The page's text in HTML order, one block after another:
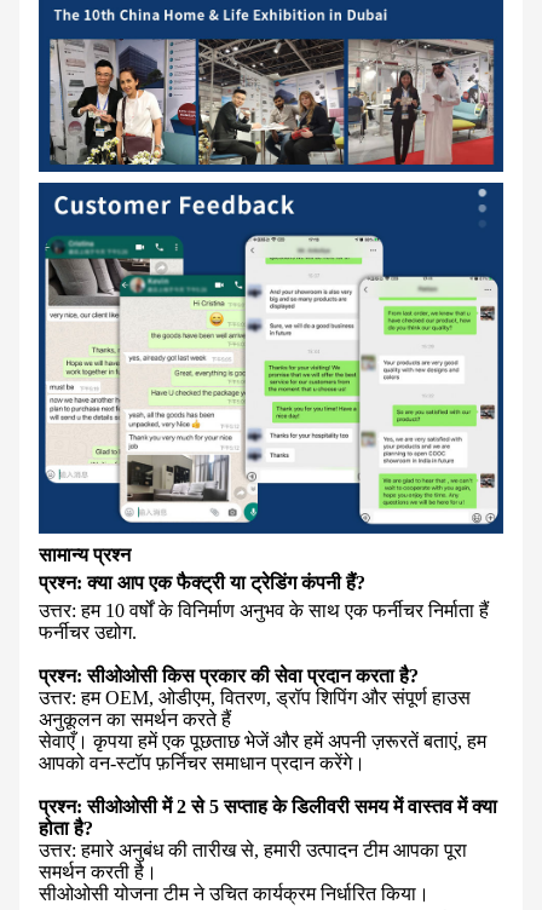
सामान्य प्रश्न
प्रश्न: क्या आप एक फैक्ट्री या ट्रेडिंग कंपनी हैं?
उत्तर: हम 10 वर्षों के विनिर्माण अनुभव के साथ एक फर्नीचर निर्माता हैं
फर्नीचर उद्योग.
प्रश्न: सीओओसी किस प्रकार की सेवा प्रदान करता है?
उत्तर: हम OEM, ओडीएम, वितरण, ड्रॉप शिपिंग और संपूर्ण हाउस
अनुकूलन का समर्थन करते हैं
सेवाएँ। कृपया हमें एक पूछताछ भेजें और हमें अपनी ज़रूरतें बताएं, हम
आपको वन-स्टॉप फ़र्निचर समाधान प्रदान करेंगे।
प्रश्न: सीओओसी में 2 से 5 सप्ताह के डिलीवरी समय में वास्तव में क्या
होता है?
उत्तर: हमारे अनुबंध की तारीख से, हमारी उत्पादन टीम आपका पूरा
समर्थन करती है।
सीओओसी योजना टीम ने उचित कार्यक्रम निर्धारित किया।